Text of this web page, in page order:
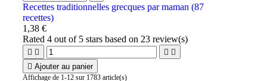
Recettes traditionnelles grecques par maman (87
recettes)
1,38 €
Rated4 out of 5 stars based on 23 review(s)
   
 Ajouter au panier
Affichage de 1-12 sur 1783 article(s)